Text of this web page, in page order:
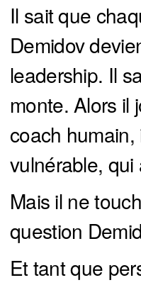
Il sait que
Demidov
leadership. Il
monte. Alors il
coach humain,
vulnérable,
Mais il ne
question
Et tant que